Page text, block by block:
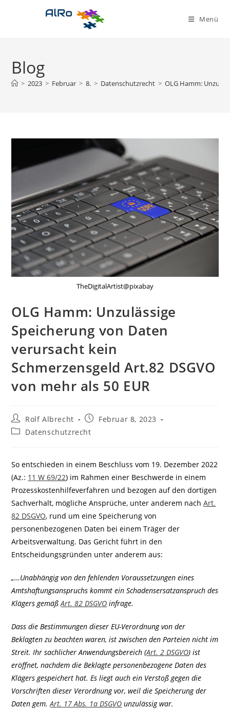
Menü
Blog
> 2023 > Februar > 8. > Datenschutzrecht > OLG Hamm:
TheDigitalArtist@pixabay
OLG Hamm: Unzulässige
Speicherung von Daten
verursacht kein
Schmerzensgeld Art.82 DSGVO
von mehr als 50 EUR
Beitrags-
Autor:
Rolf Albrecht
Beitrag
veröffentlicht:
Februar 8, 2023
Beitrags-
Datenschutzrecht
So entschieden in einem Beschluss vom 19. Dezember 2022
(Az.: 11 W 69/22) im Rahmen einer Beschwerde in einem
Prozesskostenhilfeverfahren und bezogen auf den dortigen
Sachverhalt, mögliche Ansprüche, unter anderem nachArt.
82 DSGVO, rund um eine Speicherung von
personenbezogenen Daten bei einem Träger der
Arbeitsverwaltung. Das Gericht führt in den
Entscheidungsgründen unter anderem aus:
„…Unabhängig von den fehlenden Voraussetzungen eines
Amtshaftungsanspruchs kommt ein Schadensersatzanspruch des
Klägers gemäßArt. 82 DSGVO infrage.
Dass die Bestimmungen dieser EU-Verordnung von der
Beklagten zu beachten waren, ist zwischen den Parteien nicht im
Streit. Ihr sachlicher Anwendungsbereich (Art. 2 DSGVO) ist
eröffnet, nachdem die Beklagte personenbezogene Daten des
Klägers gespeichert hat. Es liegt auch ein Verstoß gegen die
Vorschriften dieser Verordnung vor, weil die Speicherung der
Daten gem.Art. 17 Abs. 1a DSGVO unzulässig war.